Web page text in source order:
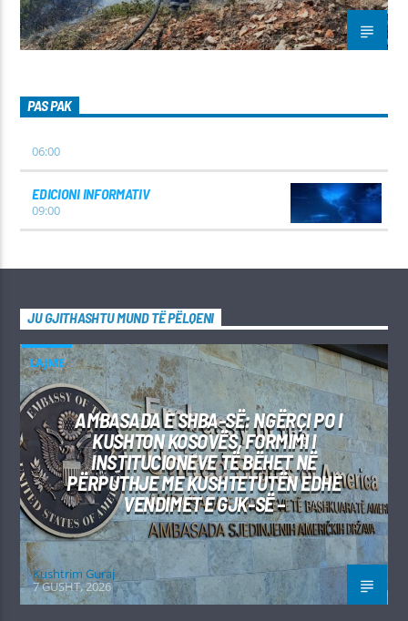
PAS PAK
06:00
EDICIONI INFORMATIV
09:00
JU GJITHASHTU MUND TË PËLQENI
LAJME
AMBASADA E SHBA-SË: NGËRÇI PO I
KUSHTON KOSOVËS, FORMIMI I
INSTITUCIONEVE TË BËHET NË
PËRPUTHJE ME KUSHTETUTËN EDHE
VENDIMET E GJK-SË –
Kushtrim Guraj
7 GUSHT, 2026